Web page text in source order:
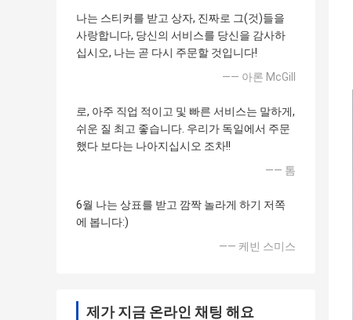
나는 스티커를 받고 상자, 진짜로 그(것)들을
사랑합니다, 당신의 서비스를 당신을 감사하
십시오, 나는 곧 다시 주문할 것입니다!
—— 아론 McGill
로, 아주 직업 적이고 및 빠른 서비스는 말하게,
쉬운 질 최고 좋습니다. 우리가 독일에서 주문
했다 보다는 나아지십시오 조차!!
—— 톰
6월 나는 상표를 받고 깜짝 놀라게 하기 저쪽
에 봅니다:)
—— 케빈 스미스
제가 지금 온라인 채팅 해요